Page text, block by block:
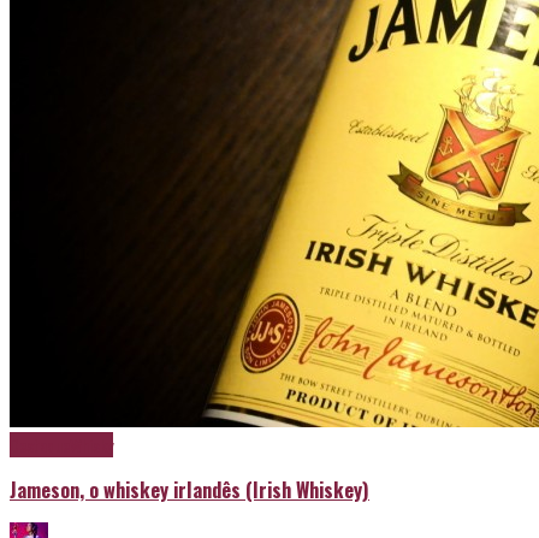
Jameson, o whiskey irlandês (Irish Whiskey)